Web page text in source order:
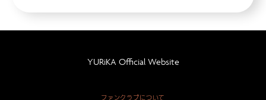
YURiKA Official Website
ファンクラブについて